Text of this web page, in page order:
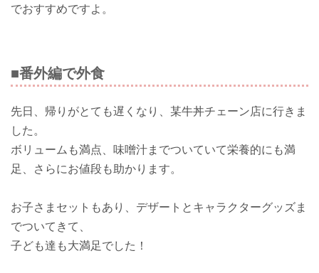
でおすすめですよ。
■番外編で外食
先日、帰りがとても遅くなり、某牛丼チェーン店に行きま
した。
ボリュームも満点、味噌汁までついていて栄養的にも満
足、さらにお値段も助かります。
お子さまセットもあり、デザートとキャラクターグッズま
でついてきて、
子ども達も大満足でした！